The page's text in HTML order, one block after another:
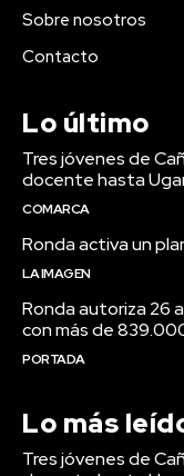
Sobre nosotros
Contacto
Lo último
Tres jóvenes de
docente hasta
COMARCA
Ronda activa un
LA IMAGEN
Ronda autoriza 26
con más de
PORTADA
Lo más
Tres jóvenes de